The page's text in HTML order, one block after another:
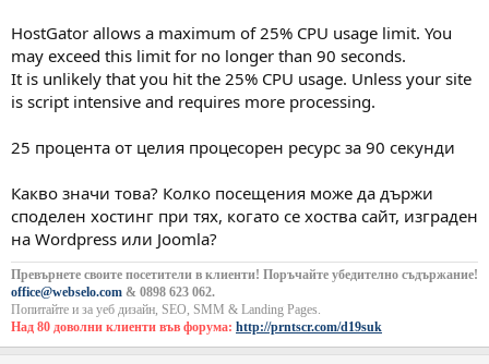
HostGator allows a maximum of 25% CPU usage limit. You
may exceed this limit for no longer than 90 seconds.
It is unlikely that you hit the 25% CPU usage. Unless your site
is script intensive and requires more processing.
25 процента от целия процесорен ресурс за 90 секунди
Какво значи това? Колко посещения може да държи
споделен хостинг при тях, когато се хоства сайт, изграден
на Wordpress или Joomla?
Превърнете своите посетители в клиенти! Поръчайте убедително съдържание!
office@webselo.com & 0898 623 062.
Попитайте и за уеб дизайн, SEO, SMM & Landing Pages.
Над 80 доволни клиенти във форума: http://prntscr.com/d19suk